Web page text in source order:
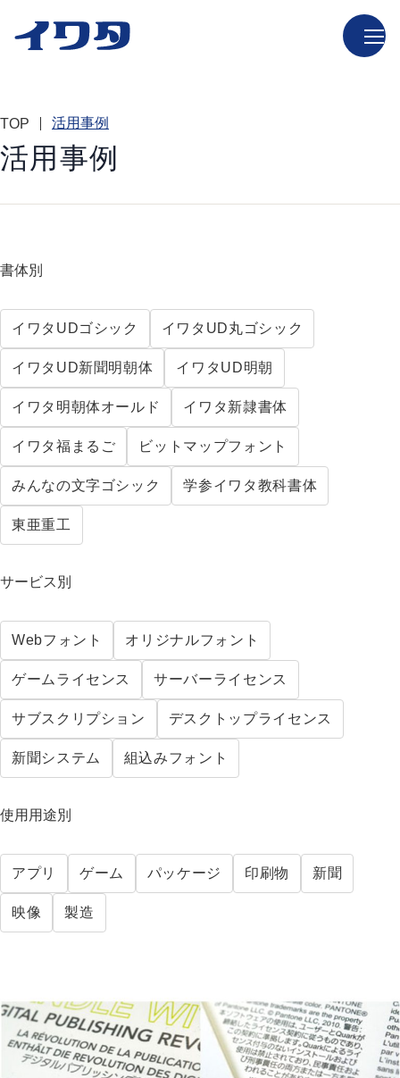
TOP 活用事例
活用事例
書体別
イワタUDゴシック イワタUD丸ゴシック
イワタUD新聞明朝体 イワタUD明朝
イワタ明朝体オールド イワタ新隷書体
イワタ福まるご ビットマップフォント
みんなの文字ゴシック 学参イワタ教科書体
東亜重工
サービス別
Webフォント オリジナルフォント
ゲームライセンス サーバーライセンス
サブスクリプション デスクトップライセンス
新聞システム 組込みフォント
使用用途別
アプリ ゲーム パッケージ 印刷物 新聞
映像 製造